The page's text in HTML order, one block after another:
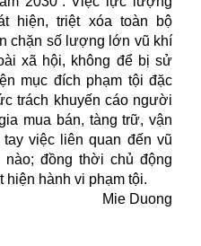
hiện, triệt xóa toàn bộ
chặn số lượng lớn vũ khí
xã hội, không để bị sử
mục đích phạm tội đặc
trách khuyến cáo người
mua bán, tàng trữ, vận
việc liên quan đến vũ
đồng thời chủ động
hiện hành vi phạm tội.
Mie Duong